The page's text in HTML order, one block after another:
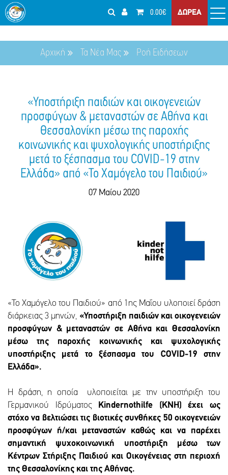
0.00€ ΔΩΡΕΑ
Αρχική Τα Νέα Μας Ροή Ειδήσεων
«Υποστήριξη παιδιών και οικογενειών
προσφύγων & μεταναστών σε Αθήνα και
Θεσσαλονίκη μέσω της παροχής
κοινωνικής και ψυχολογικής υποστήριξης
μετά το ξέσπασμα του COVID-19 στην
Ελλάδα» από «Το Χαμόγελο του Παιδιού»
07 Μαίου 2020
«Το Χαμόγελο του Παιδιού» από 1ης Μαΐου υλοποιεί δράση
διάρκειας 3 μηνών, «Υποστήριξη παιδιών και οικογενειών
προσφύγων & μεταναστών σε Αθήνα και Θεσσαλονίκη
μέσω της παροχής κοινωνικής και ψυχολογικής
υποστήριξης μετά το ξέσπασμα του COVID-19 στην
Ελλάδα».
Η δράση, η οποία υλοποιείται με την υποστήριξη του
Γερμανικού Ιδρύματος Kindernothilfe (KNH) έχει ως
στόχο να βελτιώσει τις βιοτικές συνθήκες 50 οικογενειών
προσφύγων ή/και μεταναστών καθώς και να παρέχει
σημαντική ψυχοκοινωνική υποστήριξη μέσω των
Κέντρων Στήριξης Παιδιού και Οικογένειας στη περιοχή
της Θεσσαλονίκης και της Αθήνας.